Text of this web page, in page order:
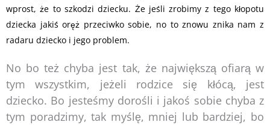
wprost, że to szkodzi dziecku. Że jeśli zrobimy z tego kłopotu
dziecka jakiś oręż przeciwko sobie, no to znowu znika nam z
radaru dziecko i jego problem.
No bo też chyba jest tak, że największą ofiarą w
tym wszystkim, jeżeli rodzice się kłócą, jest
dziecko. Bo jesteśmy dorośli i jakoś sobie chyba z
tym poradzimy, tak myślę, mniej lub bardziej, bo